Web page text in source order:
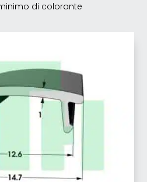
di colorante